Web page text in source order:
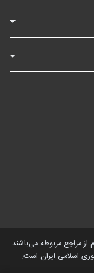
از مراجع مربوطه می‌باشند
اسلامی ایران است.